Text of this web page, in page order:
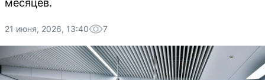
месяцев.
21 июня, 2026, 13:40 7